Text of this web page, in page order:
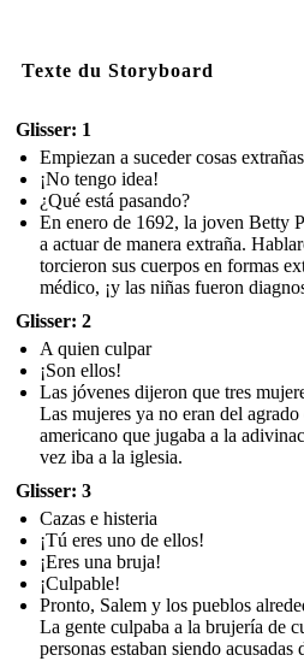
Texte du Storyboard
Glisser: 1
Empiezan a suceder cosas extrañas
¡No tengo idea!
¿Qué está pasando?
En enero de 1692, la joven Betty
a actuar de manera extraña.
torcieron sus cuerpos en formas
médico, ¡y las niñas fueron
Glisser: 2
A quien culpar
¡Son ellos!
Las jóvenes dijeron que tres
Las mujeres ya no eran del
americano que jugaba a la
vez iba a la iglesia.
Glisser: 3
Cazas e histeria
¡Tú eres uno de ellos!
¡Eres una bruja!
¡Culpable!
Pronto, Salem y los pueblos
La gente culpaba a la brujería de
personas estaban siendo acusadas